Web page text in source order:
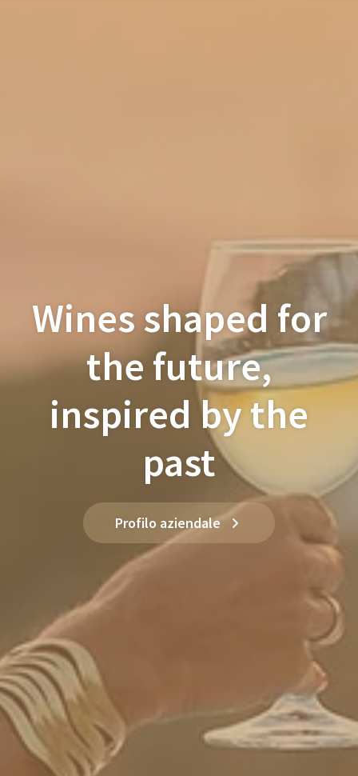
Wines shaped for
the future,
inspired by the
past
Profilo aziendale